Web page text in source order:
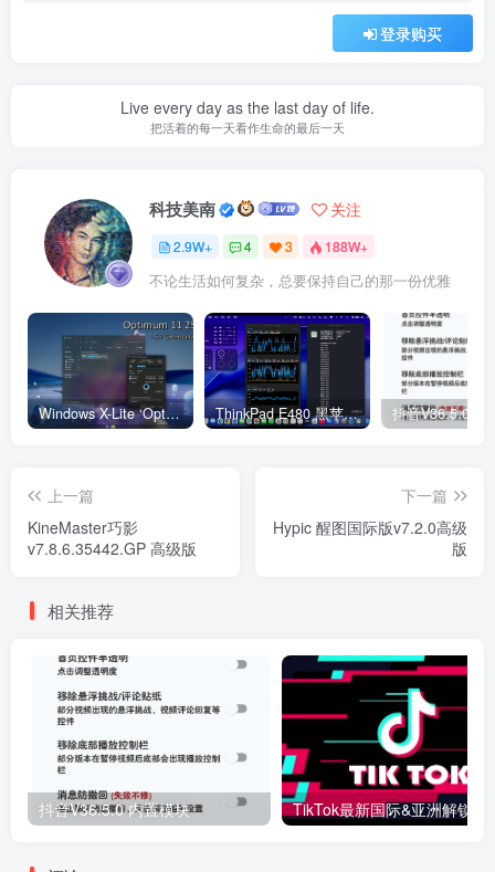
登录购买
Live every day as the last day of life.
把活着的每一天看作生命的最后一天
科技美南 关注
2.9W+ 4 3 188W+
不论生活如何复杂，总要保持自己的那一份优雅
Windows X-Lite ‘Optimum 11’ 25H2 Pro v2 ThinkPad E480 黑苹果完美Tahoe的EFI分享（2026.03.01更新） 抖音V36.5.0 内
上一篇
KineMaster巧影
v7.8.6.35442.GP 高级版
下一篇
Hypic 醒图国际版v7.2.0高级
版
相关推荐
抖音V36.5.0 内置模块